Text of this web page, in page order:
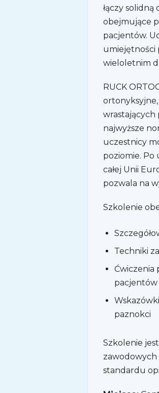
łączy
obejmujące
pacjentów.
umiejętności
wieloletnim
RUCK
wrastających
najwyższe
uczestnicy
poziomie.
całej Unii
pozwala na
Szkolenie
Techniki
Ćwiczenia
pacjentów
paznokci
Szkolenie
zawodowych
standardu